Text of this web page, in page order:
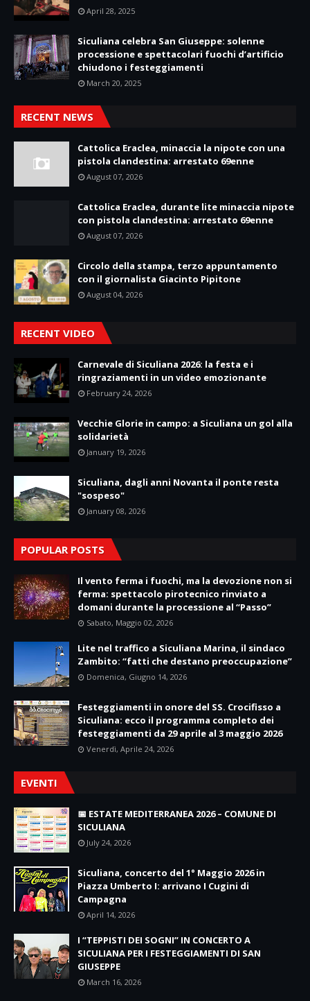
April 28, 2025
Siculiana celebra San Giuseppe: solenne
processione e spettacolari fuochi d’artificio
chiudono i festeggiamenti
March 20, 2025
RECENT NEWS
Cattolica Eraclea, minaccia la nipote con una
pistola clandestina: arrestato 69enne
August 07, 2026
Cattolica Eraclea, durante lite minaccia nipote
con pistola clandestina: arrestato 69enne
August 07, 2026
Circolo della stampa, terzo appuntamento
con il giornalista Giacinto Pipitone
August 04, 2026
RECENT VIDEO
Carnevale di Siculiana 2026: la festa e i
ringraziamenti in un video emozionante
February 24, 2026
Vecchie Glorie in campo: a Siculiana un gol alla
solidarietà
January 19, 2026
Siculiana, dagli anni Novanta il ponte resta
"sospeso"
January 08, 2026
POPULAR POSTS
Il vento ferma i fuochi, ma la devozione non si
ferma: spettacolo pirotecnico rinviato a
domani durante la processione al “Passo”
Sabato, Maggio 02, 2026
Lite nel traffico a Siculiana Marina, il sindaco
Zambito: “fatti che destano preoccupazione”
Domenica, Giugno 14, 2026
Festeggiamenti in onore del SS. Crocifisso a
Siculiana: ecco il programma completo dei
festeggiamenti da 29 aprile al 3 maggio 2026
Venerdì, Aprile 24, 2026
EVENTI
📅 ESTATE MEDITERRANEA 2026 – COMUNE DI
SICULIANA
July 24, 2026
Siculiana, concerto del 1° Maggio 2026 in
Piazza Umberto I: arrivano I Cugini di
Campagna
April 14, 2026
I “TEPPISTI DEI SOGNI” IN CONCERTO A
SICULIANA PER I FESTEGGIAMENTI DI SAN
GIUSEPPE
March 16, 2026